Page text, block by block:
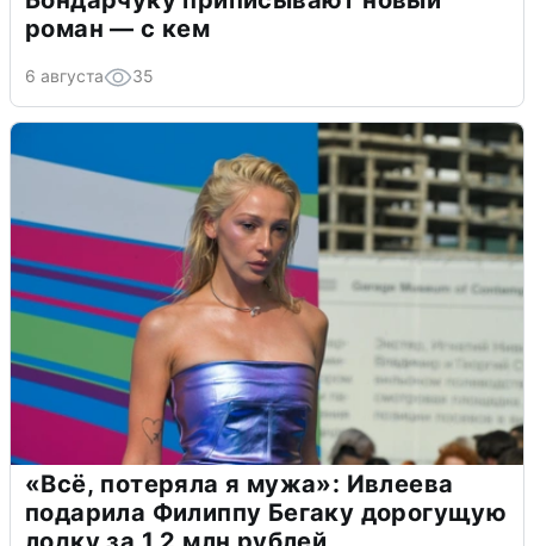
роман — с кем
6 августа 35
«Всё, потеряла я мужа»: Ивлеева
подарила Филиппу Бегаку дорогущую